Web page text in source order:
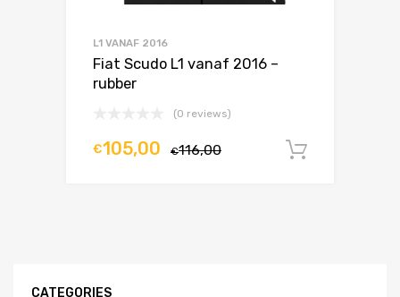
L1 VANAF 2016
Fiat Scudo L1 vanaf 2016 –
rubber
(0 reviews)
€116,00
€105,00
CATEGORIES